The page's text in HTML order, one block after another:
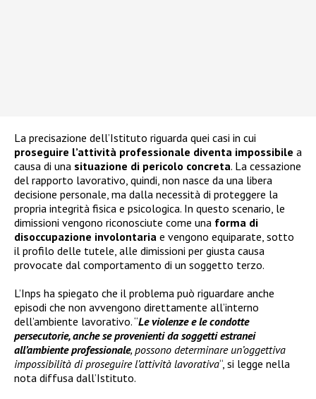
La precisazione dell’Istituto riguarda quei casi in cui
proseguire l’attività professionale diventa impossibile a
causa di una situazione di pericolo concreta. La cessazione
del rapporto lavorativo, quindi, non nasce da una libera
decisione personale, ma dalla necessità di proteggere la
propria integrità fisica e psicologica. In questo scenario, le
dimissioni vengono riconosciute come una forma di
disoccupazione involontaria e vengono equiparate, sotto
il profilo delle tutele, alle dimissioni per giusta causa
provocate dal comportamento di un soggetto terzo.
L’Inps ha spiegato che il problema può riguardare anche
episodi che non avvengono direttamente all’interno
dell’ambiente lavorativo. “Le violenze e le condotte
persecutorie, anche se provenienti da soggetti estranei
all’ambiente professionale, possono determinare un’oggettiva
impossibilità di proseguire l’attività lavorativa“, si legge nella
nota diffusa dall’Istituto.